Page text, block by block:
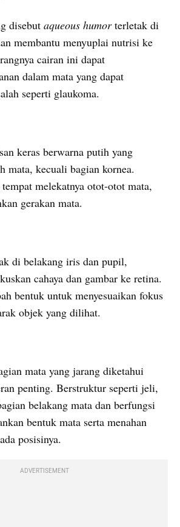
disebut aqueous humor terletak di
membantu menyuplai nutrisi ke
cairan ini dapat
dalam mata yang dapat
seperti glaukoma.
keras berwarna putih yang
mata, kecuali bagian kornea.
melekatnya otot-otot mata,
gerakan mata.
di belakang iris dan pupil,
cahaya dan gambar ke retina.
bentuk untuk menyesuaikan fokus
objek yang dilihat.
mata yang jarang diketahui
penting. Berstruktur seperti jeli,
belakang mata dan berfungsi
bentuk mata serta menahan
posisinya.
ADVERTISEMENT